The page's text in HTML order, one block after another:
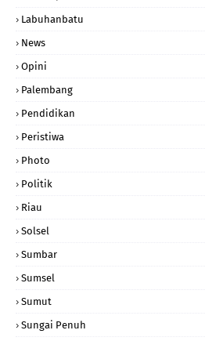
Labuhanbatu
News
Opini
Palembang
Pendidikan
Peristiwa
Photo
Politik
Riau
Solsel
Sumbar
Sumsel
Sumut
Sungai Penuh